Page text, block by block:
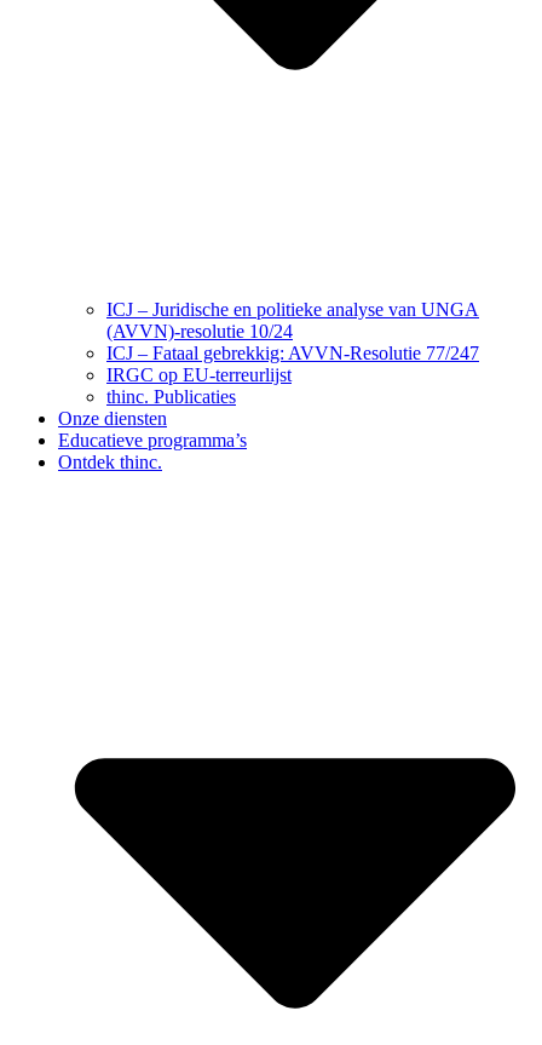
ICJ – Juridische en politieke analyse van UNGA
(AVVN)-resolutie 10/24
ICJ – Fataal gebrekkig: AVVN-Resolutie 77/247
IRGC op EU-terreurlijst
thinc. Publicaties
Onze diensten
Educatieve programma’s
Ontdek thinc.